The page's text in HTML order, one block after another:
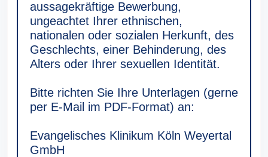
aussagekräftige Bewerbung,
ungeachtet Ihrer ethnischen,
nationalen oder sozialen Herkunft, des
Geschlechts, einer Behinderung, des
Alters oder Ihrer sexuellen Identität.
Bitte richten Sie Ihre Unterlagen (gerne
per E-Mail im PDF-Format) an:
Evangelisches Klinikum Köln Weyertal
GmbH